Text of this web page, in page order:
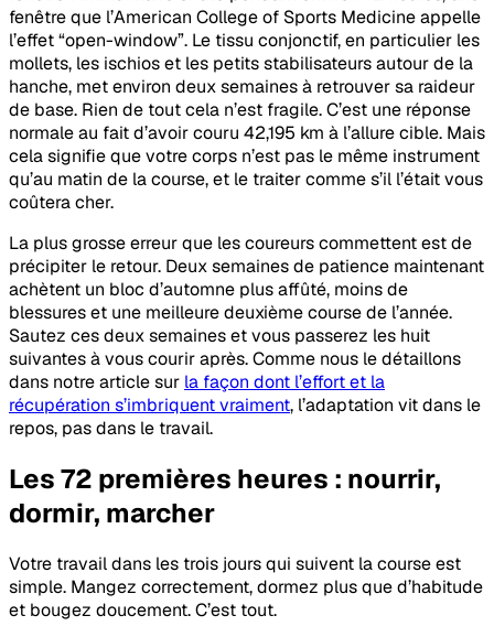
fenêtre que l’American College of Sports Medicine appelle
l’effet “open-window”. Le tissu conjonctif, en particulier les
mollets, les ischios et les petits stabilisateurs autour de la
hanche, met environ deux semaines à retrouver sa raideur
de base. Rien de tout cela n’est fragile. C’est une réponse
normale au fait d’avoir couru 42,195 km à l’allure cible. Mais
cela signifie que votre corps n’est pas le même instrument
qu’au matin de la course, et le traiter comme s’il l’était vous
coûtera cher.
La plus grosse erreur que les coureurs commettent est de
précipiter le retour. Deux semaines de patience maintenant
achètent un bloc d’automne plus affûté, moins de
blessures et une meilleure deuxième course de l’année.
Sautez ces deux semaines et vous passerez les huit
suivantes à vous courir après. Comme nous le détaillons
dans notre article sur la façon dont l’effort et la
récupération s’imbriquent vraiment, l’adaptation vit dans le
repos, pas dans le travail.
Les 72 premières heures : nourrir,
dormir, marcher
Votre travail dans les trois jours qui suivent la course est
simple. Mangez correctement, dormez plus que d’habitude
et bougez doucement. C’est tout.